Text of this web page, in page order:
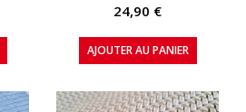
24,90 €
AJOUTER AU PANIER